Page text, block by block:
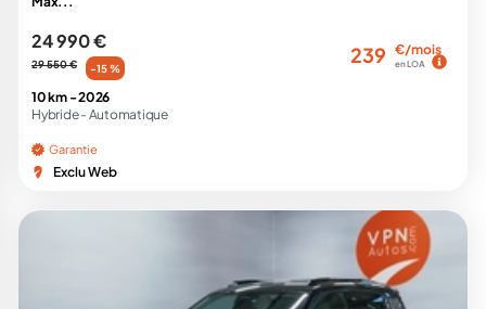
24 990 €
29 550 € -15 %
239 €/mois
en LOA
10 km -2026
Hybride - Automatique
Garantie
Exclu Web